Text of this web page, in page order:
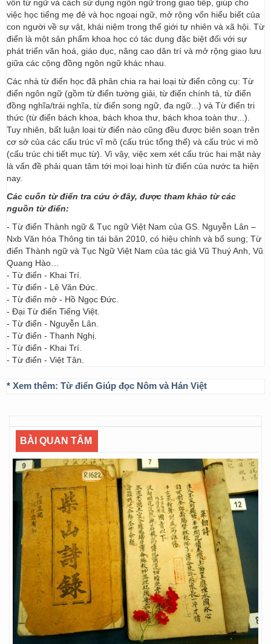
vốn từ ngữ và cách sử dụng ngôn ngữ trong giao tiếp, giúp cho
việc học tiếng mẹ đẻ và học ngoại ngữ, mở rộng vốn hiểu biết của
con người về sự vật, khái niệm trong thế giới tự nhiên và xã hội. Từ
điển là một sản phẩm khoa học có tác dụng đặc biệt đối với sự
phát triển văn hoá, giáo dục, nâng cao dân trí và mở rộng giao lưu
giữa các cộng đồng ngôn ngữ khác nhau.
Các nhà từ điển học đã phân chia ra hai loại từ điển công cụ: Từ
điển ngôn ngữ (gồm từ điển tường giải, từ điển chính tả, từ điển
đồng nghĩa/trái nghĩa, từ điển song ngữ, đa ngữ...) và Từ điển tri
thức (từ điển bách khoa, bách khoa thư, bách khoa toàn thư...).
Tuy nhiên, bất luận loại từ điển nào cũng đều được biên soạn trên
cơ sở của các cấu trúc vĩ mô (cấu trúc tổng thể) và cấu trúc vi mô
(cấu trúc chi tiết mục từ). Vì vậy, việc xem xét cấu trúc hai mặt này
là vấn đề phải quan tâm tới mọi loại hình từ điển của nước ta hiện
nay.
Các cuốn từ điển tra cứu ở đây, được tham khảo từ các
nguồn từ điển:
- Từ điển Thành ngữ & Tục ngữ Việt Nam của GS. Nguyễn Lân –
Nxb Văn hóa Thông tin tái bản 2010, có hiệu chỉnh và bổ sung; Từ
điển Thành ngữ và Tục Ngữ Việt Nam của tác giả Vũ Thuý Anh, Vũ
Quang Hào…
- Từ điển - Khai Trí.
- Từ điển - Lê Văn Đức.
- Từ điển mở - Hồ Ngọc Đức.
- Đại Từ điển Tiếng Việt.
- Từ điển - Nguyễn Lân.
- Từ điển - Thanh Nghị.
- Từ điển - Khai Trí.
- Từ điển - Việt Tân.
* Xem thêm: Từ điển Giúp đọc Nôm và Hán Việt
BÀI QUAN TÂM